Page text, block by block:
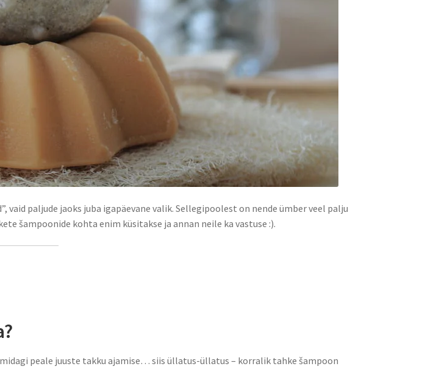
paljude jaoks juba igapäevane valik. Sellegipoolest on nende ümber veel palju
šampoonide kohta enim küsitakse ja annan neile ka vastuse :).
peale juuste takku ajamise… siis üllatus-üllatus – korralik tahke šampoon